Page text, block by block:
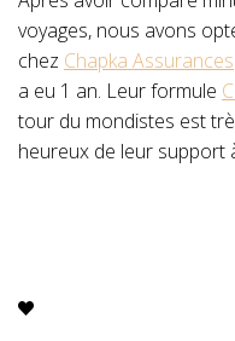
voyages, nous avons
chez Chapka Assurances
a eu 1 an. Leur formule
tour du mondistes est
heureux de leur support